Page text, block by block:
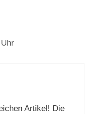
Artikel! Die